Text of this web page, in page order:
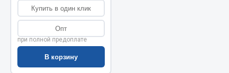
Система питания
Подвеска
Тормозная система
Двери
Окно ветровое
Купить в один клик
Опт
при полной предоплате
В корзину